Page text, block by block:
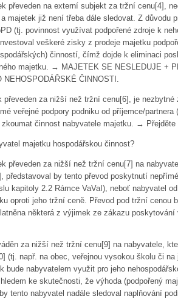
převeden na externí subjekt za tržní cenu[4],
majetek již není třeba dále sledovat. Z důvodu
(tj. povinnost využívat podpořené zdroje k
veškeré zisky z prodeje majetku
činností, čímž dojde k eliminaci
majetku. → MAJETEK SE NESLEDUJE +
NEHOSPODÁŘSKÉ ČINNOSTI.
převeden za nižší než tržní cenu[6], je
veřejné podpory podniku od příjemce/
zkoumat činnost nabyvatele majetku. →
majetku hospodářskou činnost?
převeden za nižší než tržní cenu[7] na
představoval by tento převod poskytnutí
kapitoly 2.2 Rámce VaVaI), neboť nabyvatel
oproti jeho tržní ceně. Převod pod tržní cenou
některá z výjimek ze zákazu poskytování
za nižší než tržní cenu[9] na nabyvatele,
(tj. např. na obec, veřejnou vysokou školu či
bude nabyvatelem využit pro jeho
ke skutečnosti, že výhoda (podpořený
tento nabyvatel nadále sledoval naplňování